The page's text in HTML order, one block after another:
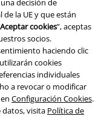
decisión de
la UE y que están
Aceptar cookies”, aceptas
socios.
haciendo clic
cookies
individuales
a revocar o modificar
Configuración Cookies.
datos, visita Política de